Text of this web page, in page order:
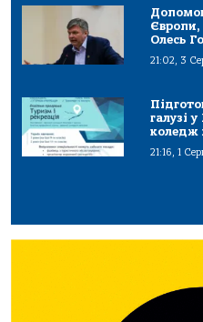
Європи,
Олесь
21:02, 3
галузі
коледж
21:16, 1